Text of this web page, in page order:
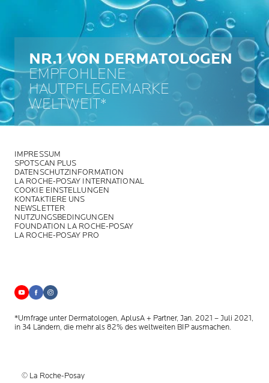
NR.1 VON DERMATOLOGEN
EMPFOHLENE
HAUTPFLEGEMARKE
WELTWEIT*
IMPRESSUM
SPOTSCAN PLUS
DATENSCHUTZINFORMATION
LA ROCHE-POSAY INTERNATIONAL
COOKIE EINSTELLUNGEN
KONTAKTIERE UNS
NEWSLETTER
NUTZUNGSBEDINGUNGEN
FOUNDATION LA ROCHE-POSAY
LA ROCHE-POSAY PRO
*Umfrage unter Dermatologen, AplusA + Partner, Jan. 2021 – Juli 2021,
in 34 Ländern, die mehr als 82% des weltweiten BIP ausmachen.
© La Roche-Posay